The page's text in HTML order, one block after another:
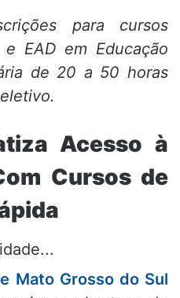
para cursos
EAD em Educação
de 20 a 50 horas
Acesso à
Cursos de
Mato Grosso do Sul